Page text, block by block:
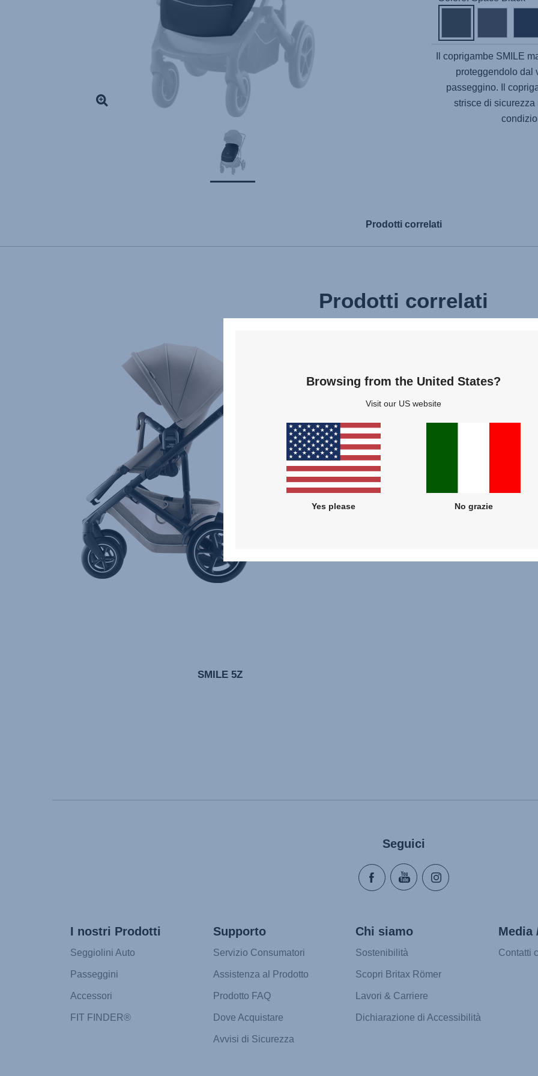
Il coprigambe SMILE
proteggendolo dal
passeggino. Il
strisce di
Prodotti correlati
Prodotti correlati
SMILE 5Z
Seguici
I nostri Prodotti
Seggiolini Auto
Passeggini
Accessori
FIT FINDER®
Supporto
Servizio Consumatori
Assistenza al Prodotto
Prodotto FAQ
Dove Acquistare
Avvisi di Sicurezza
Chi siamo
Sostenibilità
Scopri Britax Römer
Lavori & Carriere
Dichiarazione di Accessibilità
Media
Contatti
Browsing from the United States?
Visit our US website
Yes please No grazie